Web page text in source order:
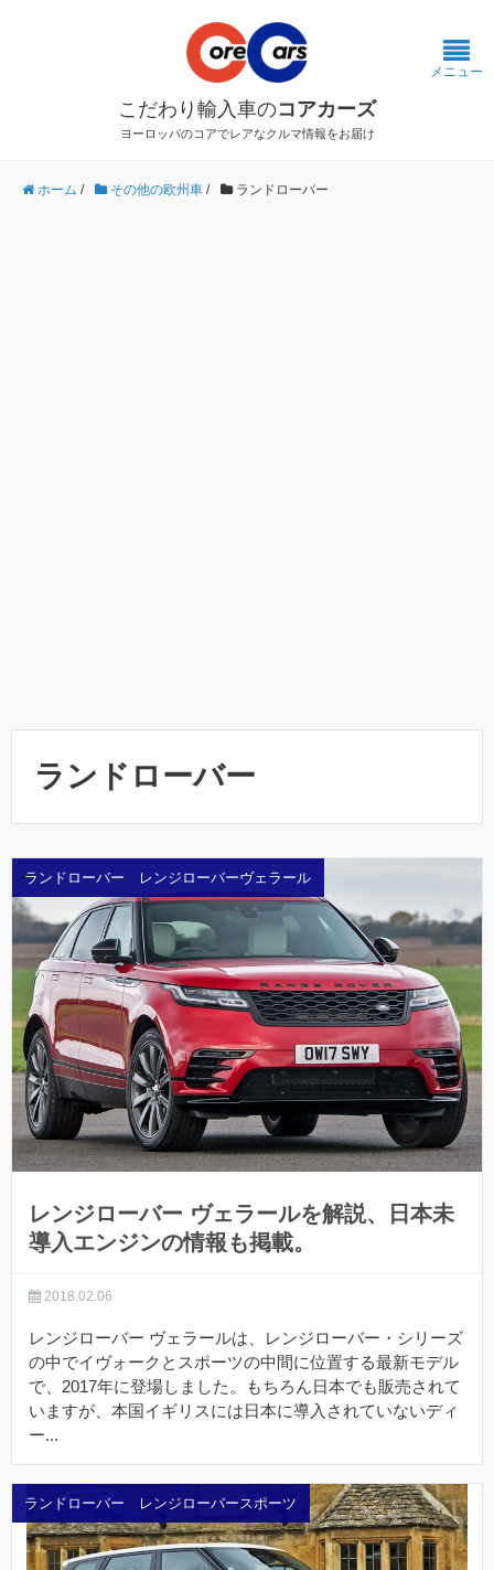
こだわり輸入車のコアカーズ
ヨーロッパのコアでレアなクルマ情報をお届け
メニュー
ホーム / その他の欧州車 / ランドローバー
ランドローバー
ランドローバー レンジローバーヴェラール
レンジローバー ヴェラールを解説、日本未
導入エンジンの情報も掲載。
2018.02.06
レンジローバー ヴェラールは、レンジローバー・シリーズ
の中でイヴォークとスポーツの中間に位置する最新モデル
で、2017年に登場しました。もちろん日本でも販売されて
いますが、本国イギリスには日本に導入されていないディ
ー...
ランドローバー レンジローバースポーツ